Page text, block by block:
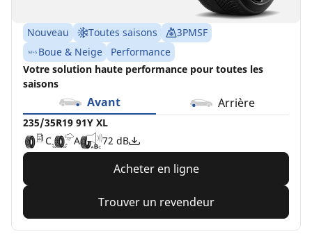
Nouveau Toutes saisons
3PMSF
Boue & Neige
Performance
Votre solution haute performance pour toutes les
saisons
Avant Arrière
235/35R19 91Y XL
C
A 72 dB
Acheter en ligne
Trouver un revendeur